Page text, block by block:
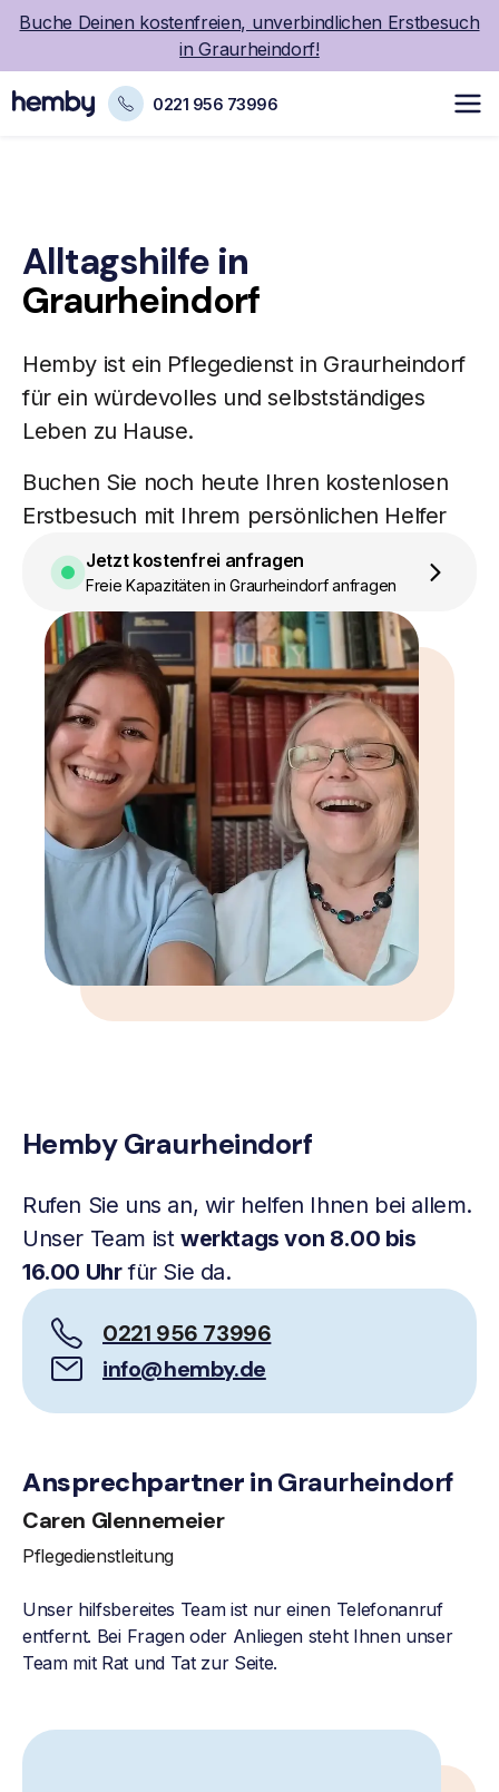
Buche Deinen kostenfreien, unverbindlichen Erstbesuch
in Graurheindorf!
0221 956 73996
Alltagshilfe in
Graurheindorf
Hemby ist ein Pflegedienstin Graurheindorf
für ein würdevolles und selbstständiges
Leben zu Hause.
Buchen Sie noch heute Ihren kostenlosen
Erstbesuch mit Ihrem persönlichen Helfer
Jetzt kostenfrei anfragen
Freie Kapazitäten in Graurheindorf anfragen
Hemby Graurheindorf
Rufen Sie uns an, wir helfen Ihnen bei allem.
Unser Team ist werktags von 8.00 bis
16.00 Uhrfür Sie da.
0221 956 73996
info@hemby.de
Ansprechpartner in Graurheindorf
Caren Glennemeier
Pflegedienstleitung
Unser hilfsbereites Team ist nur einen Telefonanruf
entfernt. Bei Fragen oder Anliegen steht Ihnen unser
Team mit Rat und Tat zur Seite.